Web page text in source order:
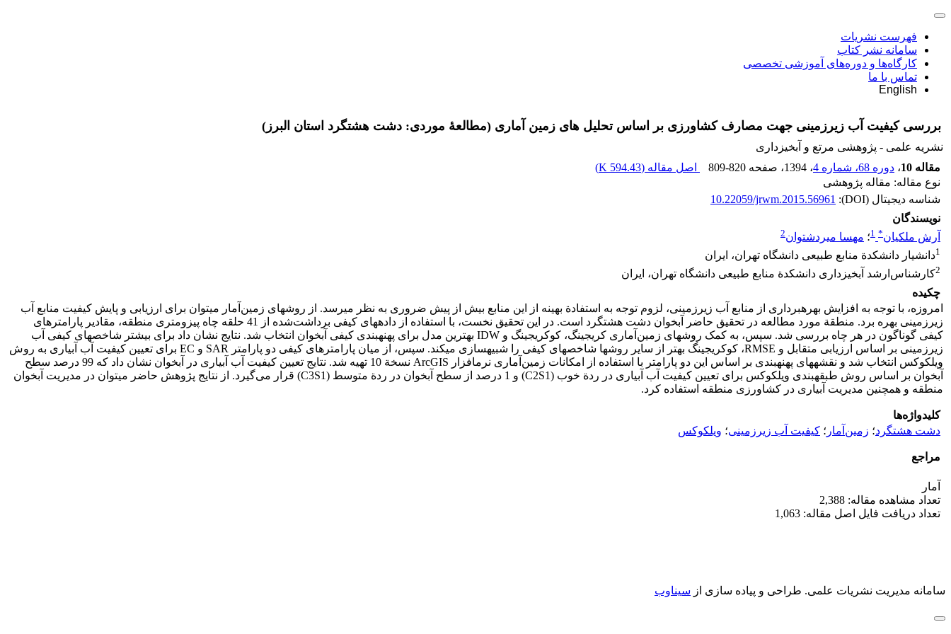
فهرست نشریات
سامانه نشر کتاب
کارگاه‌ها و دوره‌های آموزشی تخصصی
تماس با ما
English
بررسی کیفیت آب زیرزمینی جهت مصارف کشاورزی بر اساس تحلیل های زمین آماری (مطالعۀ موردی: دشت هشتگرد استان البرز)
نشریه علمی - پژوهشی مرتع و آبخیزداری
مقاله 10
، دوره 68، شماره 4 ، 1394 ، صفحه 809-820 اصل مقاله (594.43 K
)
نوع مقاله: مقاله پژوهشی
شناسه دیجیتال (DOI):
10.22059/jrwm.2015.56961
نویسندگان
آرش ملکیان*
1؛ مهسا میردشتوان2
1دانشیار دانشکدة منابع طبیعی دانشگاه تهران، ایران
2کارشناس‌ارشد آبخیزداری دانشکدة منابع طبیعی دانشگاه تهران، ایران
چکیده
امروزه، با توجه به افزایش بهره‏برداری از منابع آب زیرزمینی، لزوم توجه به استفادة بهینه از این منابع بیش از پیش ضروری به نظر می‏رسد. از روش‏های زمین‌آمار می‏توان برای ارزیابی و پایش کیفیت منابع آب
زیرزمینی بهره برد. منطقة مورد مطالعه در تحقیق حاضر آبخوان دشت هشتگرد است. در این تحقیق نخست، با استفاده از داده‏های کیفی برداشت‌شده از 41 حلقه چاه پیزومتری منطقه، مقادیر پارامترهای
کیفی گوناگون در هر چاه بررسی شد. سپس، به کمک روش‏های زمین‌آماری کریجینگ، کوکریجینگ و IDW بهترین مدل برای پهنه‏بندی کیفی آبخوان انتخاب شد. نتایج نشان داد برای بیشتر شاخص‏های کیفی آب
زیرزمینی بر اساس ارزیابی متقابل و RMSE، کوکریجینگ بهتر از سایر روش‏ها شاخص‏های کیفی را شبیه‏سازی می‏کند. سپس، از میان پارامترهای کیفی دو پارامتر SAR و EC برای تعیین کیفیت آب آبیاری به روش
ویلکوکس انتخاب شد و نقشه‏های پهنه‏بندی بر اساس این دو پارامتر با استفاده از امکانات زمین‌آماری نرم‏افزار ArcGIS نسخة 10 تهیه شد. نتایج تعیین کیفیت آب آبیاری در آبخوان نشان داد که 99 درصد سطح
آبخوان بر اساس روش طبقه‏بندی ویلکوکس برای تعیین کیفیت آب آبیاری در ردة خوب (C2S1) و 1 درصد از سطح آبخوان در ردة متوسط (C3S1) قرار می‌گیرد. از نتایج پژوهش حاضر می‏توان در مدیریت آبخوان
منطقه و همچنین مدیریت آبیاری در کشاورزی منطقه استفاده کرد.
کلیدواژه‌ها
دشت هشتگرد؛ زمین‌آمار ؛ کیفیت آب زیرزمینی؛ ویلکوکس
مراجع
آمار
تعداد مشاهده مقاله: 2,388
تعداد دریافت فایل اصل مقاله: 1,063
سامانه مدیریت نشریات علمی. طراحی و پیاده سازی از سیناوب